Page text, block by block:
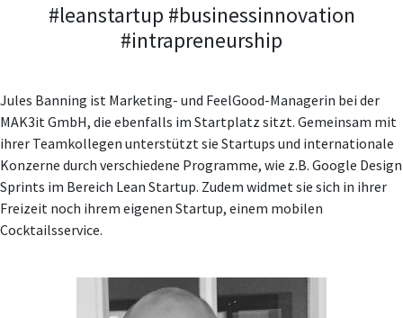
#leanstartup #businessinnovation
#intrapreneurship
Jules Banning ist Marketing- und FeelGood-Managerin bei der
MAK3it GmbH, die ebenfalls im Startplatz sitzt. Gemeinsam mit
ihrer Teamkollegen unterstützt sie Startups und internationale
Konzerne durch verschiedene Programme, wie z.B. Google Design
Sprints im Bereich Lean Startup. Zudem widmet sie sich in ihrer
Freizeit noch ihrem eigenen Startup, einem mobilen
Cocktailsservice.